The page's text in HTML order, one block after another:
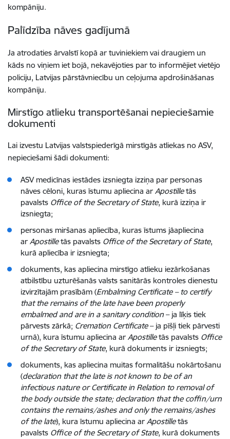
kompāniju.
Palīdzība nāves gadījumā
Ja atrodaties ārvalstī kopā ar tuviniekiem vai draugiem un
kāds no viņiem iet bojā, nekavējoties par to informējiet vietējo
policiju, Latvijas pārstāvniecību un ceļojuma apdrošināšanas
kompāniju.
Mirstīgo atlieku transportēšanai nepieciešamie
dokumenti
Lai izvestu Latvijas valstspiederīgā mirstīgās atliekas no ASV,
nepieciešami šādi dokumenti:
ASV medicīnas iestādes izsniegta izziņa par personas
nāves cēloni, kuras īstumu apliecina ar Apostilletās
pavalsts Office of the Secretary of State, kurā izziņa ir
izsniegta;
personas miršanas apliecība, kuras īstums jāapliecina
ar Apostilletās pavalsts Office of the Secretary of State,
kurā apliecība ir izsniegta;
dokuments, kas apliecina mirstīgo atlieku iezārkošanas
atbilstību uzturēšanās valsts sanitārās kontroles dienestu
izvirzītajām prasībām (Embalming Certificate – to certify
that the remains of the late have been properly
embalmed and are in a sanitary condition – ja līķis tiek
pārvests zārkā; Cremation Certificate– ja pīšļi tiek pārvesti
urnā), kura īstumu apliecina ar Apostilletās pavalsts Office
of the Secretary of State, kurā dokuments ir izsniegts;
dokuments, kas apliecina muitas formalitāšu nokārtošanu
(declaration that the late is not known to be of an
infectious nature or Certificate in Relation to removal of
the body outside the state; declaration that the coffin/urn
contains the remains/ashes and only the remains/ashes
of the late), kura īstumu apliecina ar Apostilletās
pavalsts Office of the Secretary of State, kurā dokuments